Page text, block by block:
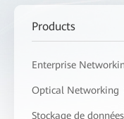
Products
Enterprise
Optical Networking
Stockage de